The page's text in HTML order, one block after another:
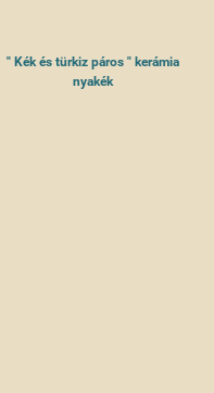
" Kék és türkiz páros " kerámia
nyakék